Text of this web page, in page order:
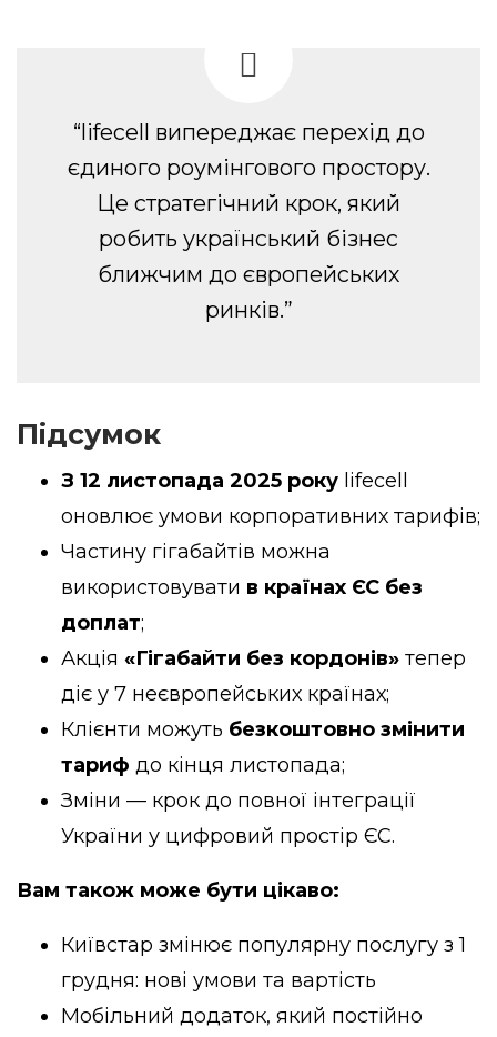
“lifecell випереджає перехід до
єдиного роумінгового простору.
Це стратегічний крок, який
робить український бізнес
ближчим до європейських
ринків.”
Підсумок
З 12 листопада 2025 року lifecell
оновлює умови корпоративних тарифів;
Частину гігабайтів можна
використовувати в країнах ЄС без
доплат;
Акція «Гігабайти без кордонів» тепер
діє у 7 неєвропейських країнах;
Клієнти можуть безкоштовно змінити
тариф до кінця листопада;
Зміни — крок до повної інтеграції
України у цифровий простір ЄС.
Вам також може бути цікаво:
Київстар змінює популярну послугу з 1
грудня: нові умови та вартість
Мобільний додаток, який постійно